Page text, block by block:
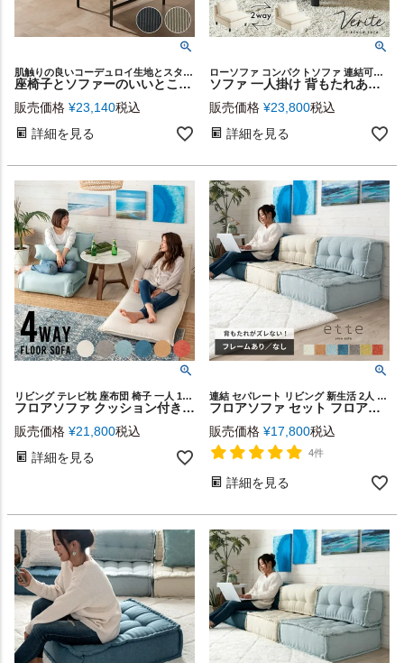
肌触りの良いコーデュロイ生地とスタイリッシュなアイアン脚の異素材ミックスなデザインで仕上げた、コンパクトなフロアソファ。
座椅子とソファーのいいとこ取り リクライニング付きコーデュロイソファー（一人掛け）[ 67157 ]
販売価格 ¥23,140税込
詳細を見る
ローソファ コンパクトソファ 連結可能 肘掛無し 肘なし 1P
ソファ 一人掛け 背もたれあり 肘掛け無し 脚付き ベンチチェア ファブリック 布地 3層ウレタン 幅 約72cm×奥行 約72cm×高さ 約73cm ソファー 座椅子 1人掛けソファ 1人用ソファー いす 座いす ホテル おしゃれ 北欧 VERITE ヴェリーテ シンプル 西海岸 70119
販売価格 ¥23,800税込
詳細を見る
リビング テレビ枕 座布団 椅子 一人 1人 用 在宅 テレワーク
フロアソファ クッション付き 6段階 リクライニング 一人掛け コンパクト [70113]【 ソファ ソファー ベッド カウチ 座椅子 フラット 簡易ベッド ロー フロア 日本 ギア メーカー KOYO おしゃれ 北欧 シンプル 家具 スタイリッシュ 4way 3way 2way 折りたたみ マットレス 】
販売価格 ¥21,800税込
詳細を見る
連結 セパレート リビング 新生活 2人 3人 掛け インテリア 家具
フロアソファ セット フロアソファー 組み合わせ自由 コンパクト 低反発 ローソファー 1人掛け [set-84078]【 ソファ ソファー ロー フロア 1人 おしゃれ 一人用 一人掛け ファブリック 無地 シンプル ポケットコイル 西海岸 座布団 クッション 北欧 ette エット 】
販売価格 ¥17,800税込
4件
詳細を見る